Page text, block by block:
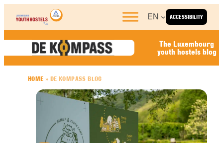
Skip to content
ACCESSIBILITY
EN
The Luxembourg
youth hostels blog
HOME » DE KOMPASS BLOG